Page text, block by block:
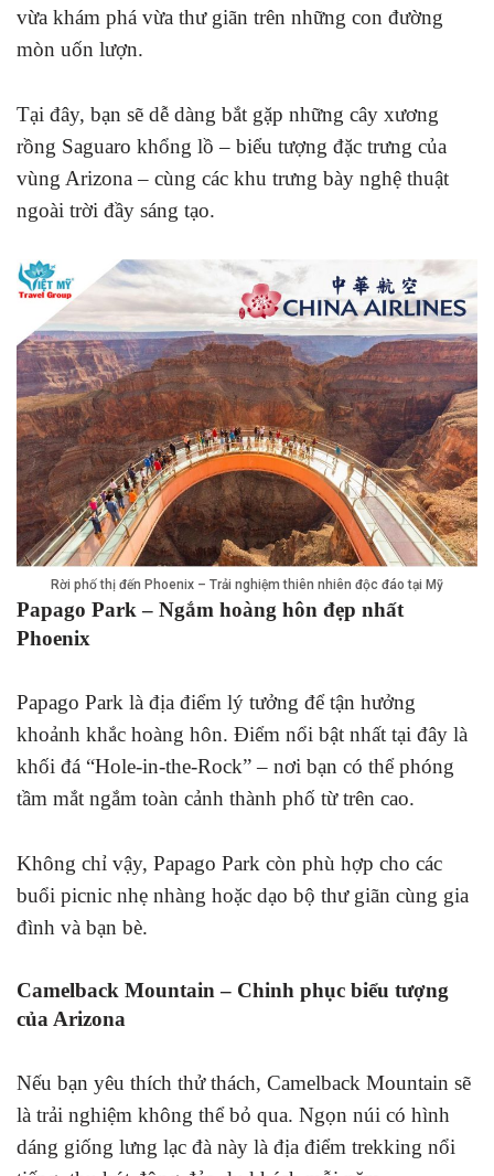
vừa khám phá vừa thư giãn trên những con đường
mòn uốn lượn.
Tại đây, bạn sẽ dễ dàng bắt gặp những cây xương
rồng Saguaro khổng lồ – biểu tượng đặc trưng của
vùng Arizona – cùng các khu trưng bày nghệ thuật
ngoài trời đầy sáng tạo.
Rời phố thị đến Phoenix – Trải nghiệm thiên nhiên độc đáo tại Mỹ
Papago Park – Ngắm hoàng hôn đẹp nhất
Phoenix
Papago Park là địa điểm lý tưởng để tận hưởng
khoảnh khắc hoàng hôn. Điểm nổi bật nhất tại đây là
khối đá “Hole-in-the-Rock” – nơi bạn có thể phóng
tầm mắt ngắm toàn cảnh thành phố từ trên cao.
Không chỉ vậy, Papago Park còn phù hợp cho các
buổi picnic nhẹ nhàng hoặc dạo bộ thư giãn cùng gia
đình và bạn bè.
Camelback Mountain – Chinh phục biểu tượng
của Arizona
Nếu bạn yêu thích thử thách, Camelback Mountain sẽ
là trải nghiệm không thể bỏ qua. Ngọn núi có hình
dáng giống lưng lạc đà này là địa điểm trekking nổi